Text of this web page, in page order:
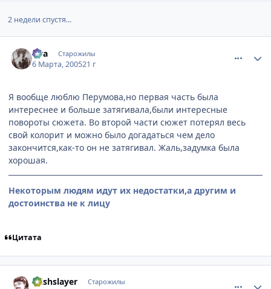
2 недели спустя...
aira Старожилы
6 Марта, 200521 г
Я вообще люблю Перумова,но первая часть была
интереснее и больше затягивала,были интересные
повороты сюжета. Во второй части сюжет потерял весь
свой колорит и можно было догадаться чем дело
закончится,как-то он не затягивал. Жаль,задумка была
хорошая.
Некоторым людям идут их недостатки,а другим и
достоинства не к лицу
Цитата
Wishslayer Старожилы